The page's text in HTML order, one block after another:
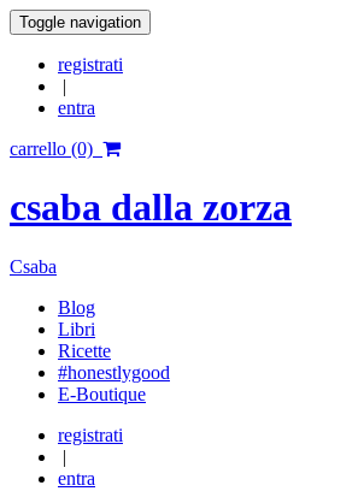
Toggle navigation
registrati
|
entra
carrello (0)
csaba dalla zorza
Csaba
Blog
Libri
Ricette
#honestlygood
E-Boutique
registrati
|
entra